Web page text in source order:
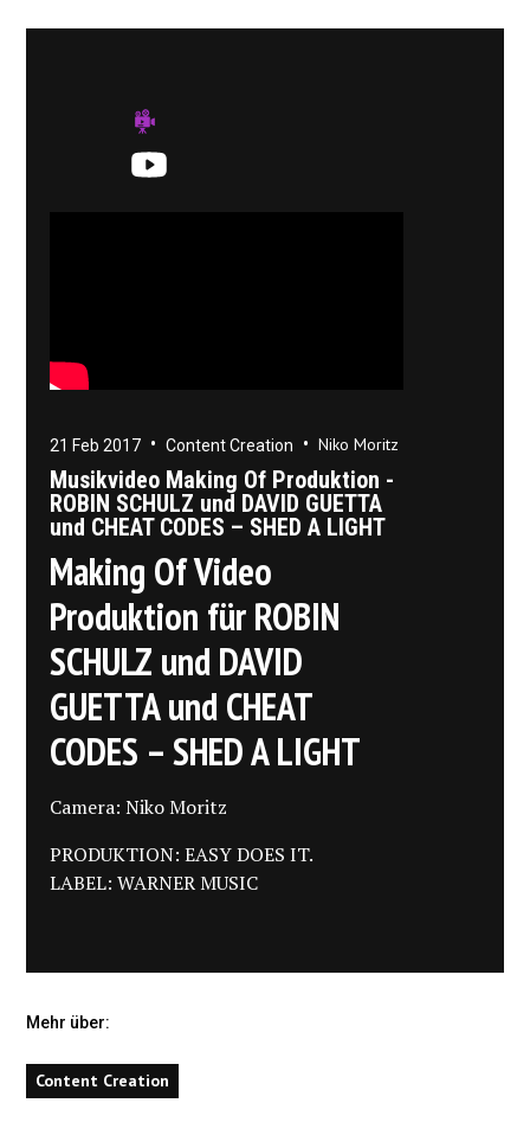
21 Feb 2017 • Content Creation • Niko Moritz
Musikvideo Making Of Produktion -
ROBIN SCHULZ und DAVID GUETTA
und CHEAT CODES – SHED A LIGHT
M aking Of Video
Produktion für ROBIN
SCHULZ und DAVID
GUETTA und CHEAT
CODES – SHED A LIGHT
C amera: Niko Moritz
PRODUKTION: EASY DOES IT.
LABEL: WARNER MUSIC
Mehr über:
Content Creation